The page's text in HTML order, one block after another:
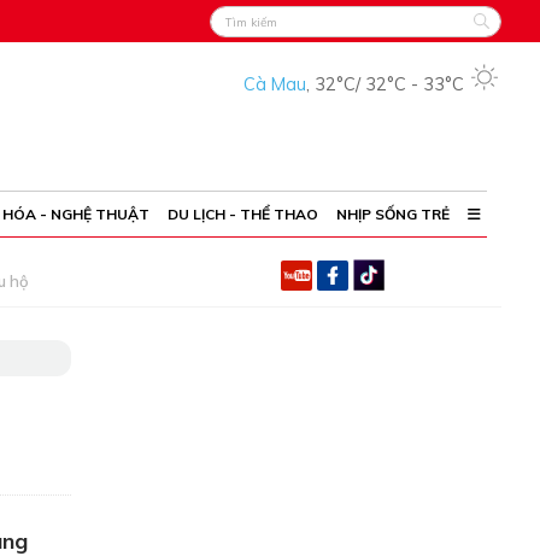
Cà Mau, 32°C/ 32°C - 33°C
- NGHỆ THUẬT DU LỊCH - THỂ THAO NHỊP SỐNG TRẺ
hộ